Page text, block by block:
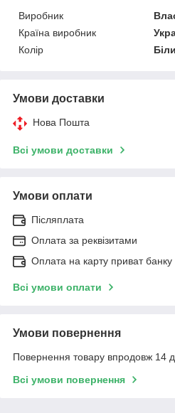
Виробник
Країна виробник
Колір
Умови доставки
Нова Пошта
Всі умови доставки
Умови оплати
Післяплата
Оплата за реквізитами
Оплата на карту приват банку
Всі умови оплати
Умови повернення
Повернення товару впродовж 14
Всі умови повернення